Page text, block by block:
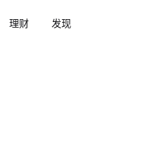
理财 发现